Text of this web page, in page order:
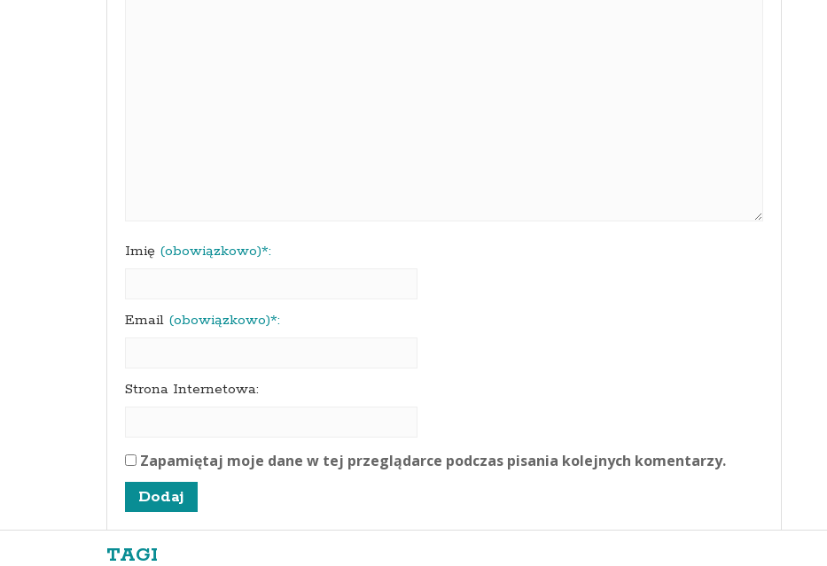
Imię (obowiązkowo)*:
Email (obowiązkowo)*:
Strona Internetowa:
Zapamiętaj moje dane w tej przeglądarce podczas pisania kolejnych komentarzy.
TAGI